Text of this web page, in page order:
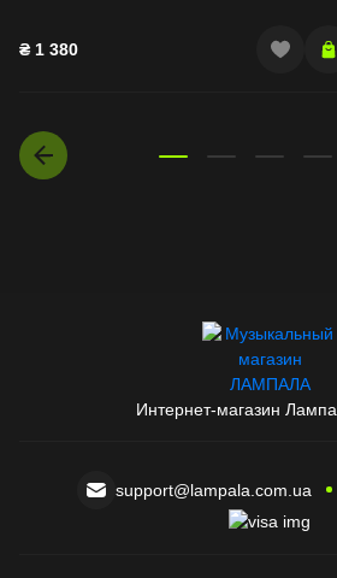
₴ 1 380
Интернет-магазин
support@lampala.com.ua